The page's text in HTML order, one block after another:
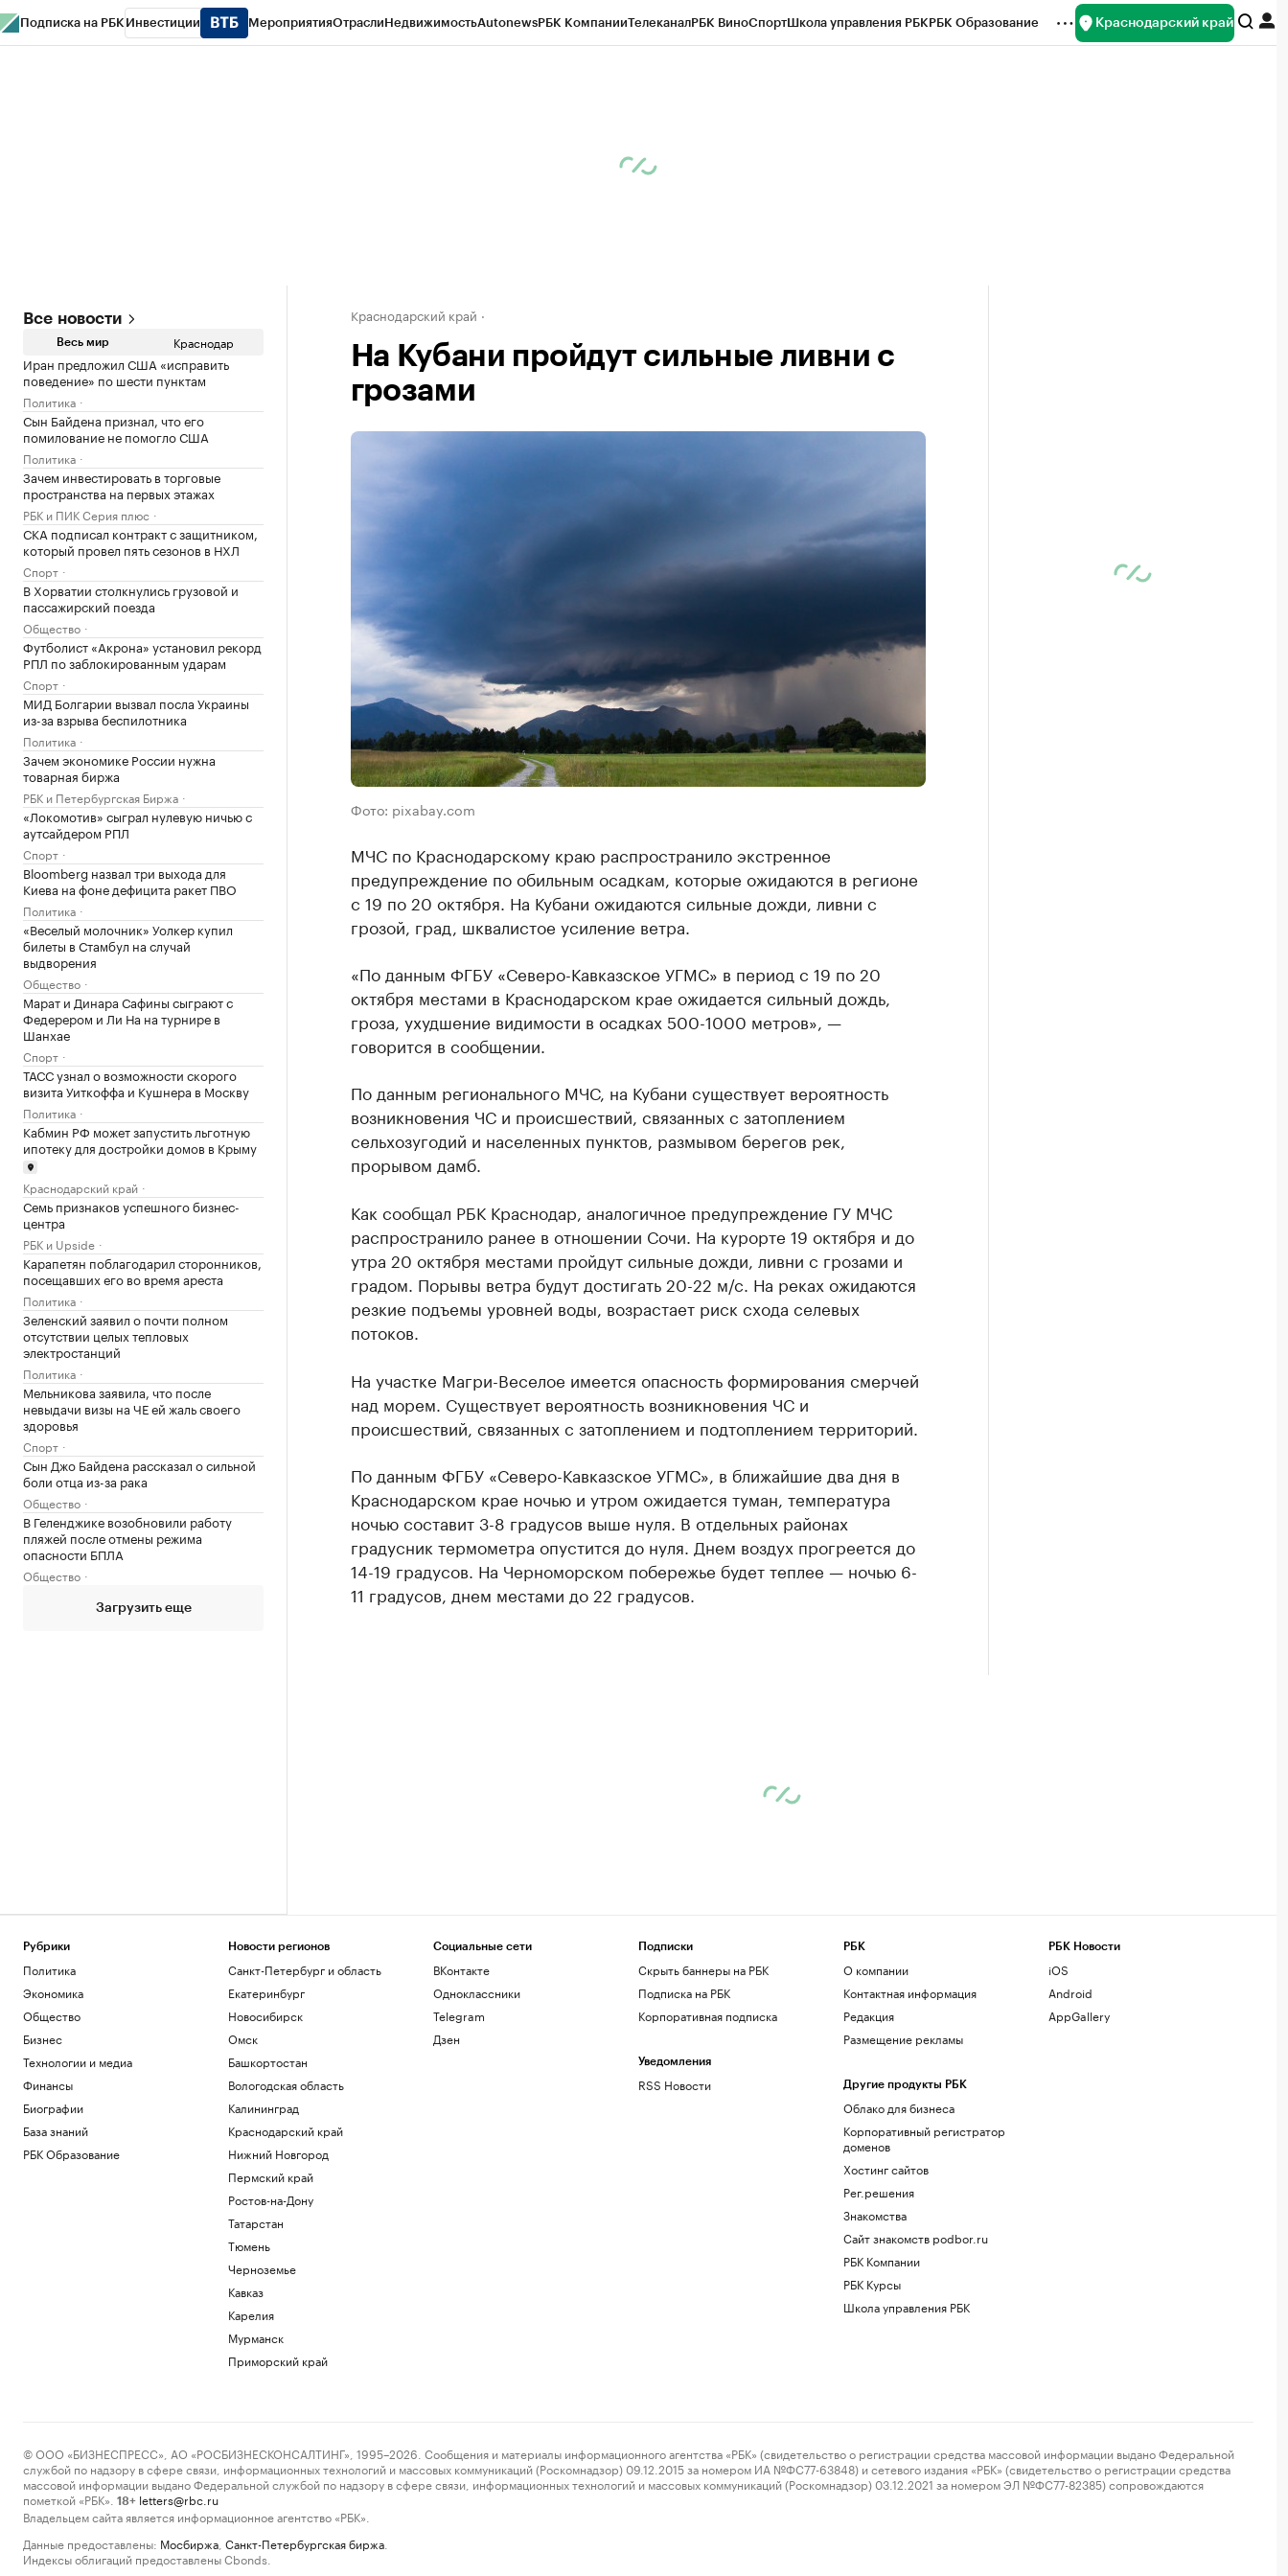
Подписка на РБК Инвестиции МероприятияОтраслиНедвижимостьAutonewsРБК КомпанииТелеканалРБК ВиноСпортШкола управления РБКРБК Образование Краснодарский край
Все новости
Весь мир Краснодар
Иран предложил США «исправить
поведение» по шести пунктам
Политика
Сын Байдена признал, что его
помилование не помогло США
Политика
Зачем инвестировать в торговые
пространства на первых этажах
РБК и ПИК Серия плюс
СКА подписал контракт с защитником,
который провел пять сезонов в НХЛ
Спорт
В Хорватии столкнулись грузовой и
пассажирский поезда
Общество
Футболист «Акрона» установил рекорд
РПЛ по заблокированным ударам
Спорт
МИД Болгарии вызвал посла Украины
из-за взрыва беспилотника
Политика
Зачем экономике России нужна
товарная биржа
РБК и Петербургская Биржа
«Локомотив» сыграл нулевую ничью с
аутсайдером РПЛ
Спорт
Bloomberg назвал три выхода для
Киева на фоне дефицита ракет ПВО
Политика
«Веселый молочник» Уолкер купил
билеты в Стамбул на случай
выдворения
Общество
Марат и Динара Сафины сыграют с
Федерером и Ли На на турнире в
Шанхае
Спорт
ТАСС узнал о возможности скорого
визита Уиткоффа и Кушнера в Москву
Политика
Кабмин РФ может запустить льготную
ипотеку для достройки домов в Крыму
Краснодарский край
Семь признаков успешного бизнес-
центра
РБК и Upside
Карапетян поблагодарил сторонников,
посещавших его во время ареста
Политика
Зеленский заявил о почти полном
отсутствии целых тепловых
электростанций
Политика
Мельникова заявила, что после
невыдачи визы на ЧЕ ей жаль своего
здоровья
Спорт
Сын Джо Байдена рассказал о сильной
боли отца из-за рака
Общество
В Геленджике возобновили работу
пляжей после отмены режима
опасности БПЛА
Общество
Загрузить еще
Краснодарский край
На Кубани пройдут сильные ливни с
грозами
Фото: pixabay.com
МЧС по Краснодарскому краю распространило экстренное
предупреждение по обильным осадкам, которые ожидаются в регионе
с 19 по 20 октября. На Кубани ожидаются сильные дожди, ливни с
грозой, град, шквалистое усиление ветра.
«По данным ФГБУ «Северо-Кавказское УГМС» в период с 19 по 20
октября местами в Краснодарском крае ожидается сильный дождь,
гроза, ухудшение видимости в осадках 500-1000 метров», —
говорится в сообщении.
По данным регионального МЧС, на Кубани существует вероятность
возникновения ЧС и происшествий, связанных с затоплением
сельхозугодий и населенных пунктов, размывом берегов рек,
прорывом дамб.
Как сообщал РБК Краснодар, аналогичное предупреждение ГУ МЧС
распространило ранее в отношении Сочи. На курорте 19 октября и до
утра 20 октября местами пройдут сильные дожди, ливни с грозами и
градом. Порывы ветра будут достигать 20-22 м/с. На реках ожидаются
резкие подъемы уровней воды, возрастает риск схода селевых
потоков.
На участке Магри-Веселое имеется опасность формирования смерчей
над морем. Существует вероятность возникновения ЧС и
происшествий, связанных с затоплением и подтоплением территорий.
По данным ФГБУ «Северо-Кавказское УГМС», в ближайшие два дня в
Краснодарском крае ночью и утром ожидается туман, температура
ночью составит 3-8 градусов выше нуля. В отдельных районах
градусник термометра опустится до нуля. Днем воздух прогреется до
14-19 градусов. На Черноморском побережье будет теплее — ночью 6-
11 градусов, днем местами до 22 градусов.
Рубрики
Политика
Экономика
Общество
Бизнес
Технологии и медиа
Финансы
Биографии
База знаний
РБК Образование
Новости регионов
Санкт-Петербург и область
Екатеринбург
Новосибирск
Омск
Башкортостан
Вологодская область
Калининград
Краснодарский край
Нижний Новгород
Пермский край
Ростов-на-Дону
Татарстан
Тюмень
Черноземье
Кавказ
Карелия
Мурманск
Приморский край
Социальные сети
ВКонтакте
Одноклассники
Telegram
Дзен
Подписки
Скрыть баннеры на РБК
Подписка на РБК
Корпоративная подписка
Уведомления
RSS Новости
РБК
О компании
Контактная информация
Редакция
Размещение рекламы
Другие продукты РБК
Облако для бизнеса
Корпоративный регистратор
доменов
Хостинг сайтов
Рег.решения
Знакомства
Сайт знакомств podbor.ru
РБК Компании
РБК Курсы
Школа управления РБК
РБК Новости
iOS
Android
AppGallery
© ООО «БИЗНЕСПРЕСС», АО «РОСБИЗНЕСКОНСАЛТИНГ», 1995–2026. Сообщения и материалы информационного агентства «РБК» (свидетельство о регистрации средства массовой информации выдано Федеральной
службой по надзору в сфере связи, информационных технологий и массовых коммуникаций (Роскомнадзор) 09.12.2015 за номером ИА №ФС77-63848) и сетевого издания «РБК» (свидетельство о регистрации средства
массовой информации выдано Федеральной службой по надзору в сфере связи, информационных технологий и массовых коммуникаций (Роскомнадзор) 03.12.2021 за номером ЭЛ №ФС77-82385) сопровождаются
пометкой «РБК».
18+ letters@rbc.ru
Владельцем сайта является информационное агентство «РБК».
Данные предоставлены: Мосбиржа Санкт-Петербургская биржа
Индексы облигаций предоставлены Cbonds.